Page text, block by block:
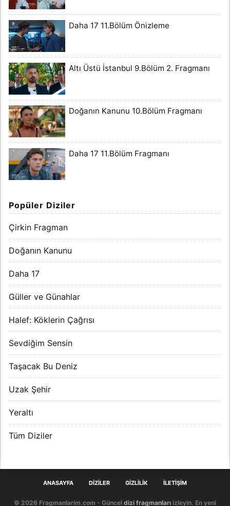
Daha 17 11.Bölüm Önizleme
Altı Üstü İstanbul 9.Bölüm 2. Fragmanı
Doğanın Kanunu 10.Bölüm Fragmanı
Daha 17 11.Bölüm Fragmanı
Popüler Diziler
Çirkin Fragman
Doğanın Kanunu
Daha 17
Güller ve Günahlar
Halef: Köklerin Çağrısı
Sevdiğim Sensin
Taşacak Bu Deniz
Uzak Şehir
Yeraltı
Tüm Diziler
ANASAYFA DIZILER GIZLILIK İLETIŞIM
© 2026 Fragmanlarim.com - Güncel dizi fragmanları izleyin. En yeni